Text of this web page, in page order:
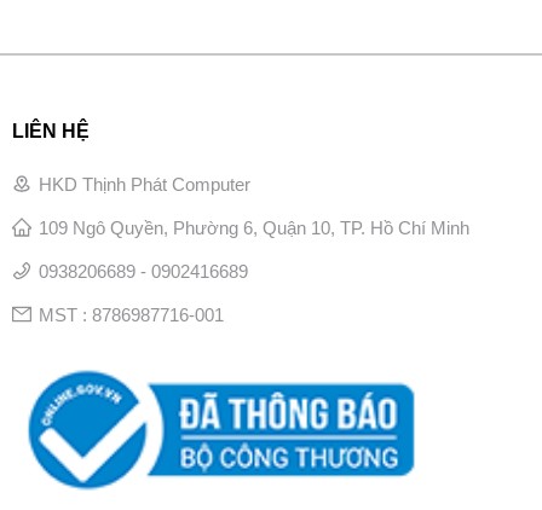
LIÊN HỆ
HKD Thịnh Phát Computer
109 Ngô Quyền, Phường 6, Quận 10, TP. Hồ Chí Minh
0938206689 - 0902416689
MST : 8786987716-001